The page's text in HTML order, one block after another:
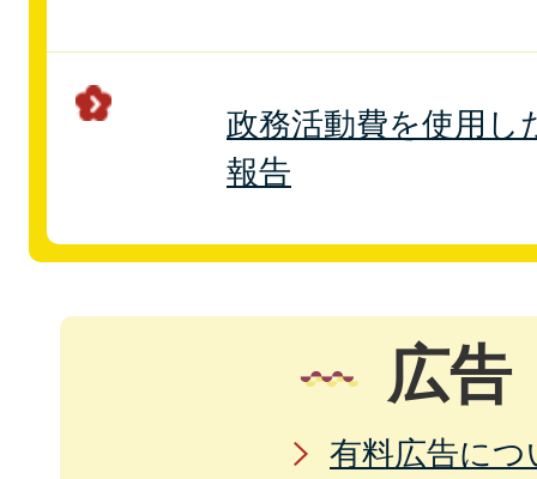
政務活動費を使用し
報告
広告
有料広告につ